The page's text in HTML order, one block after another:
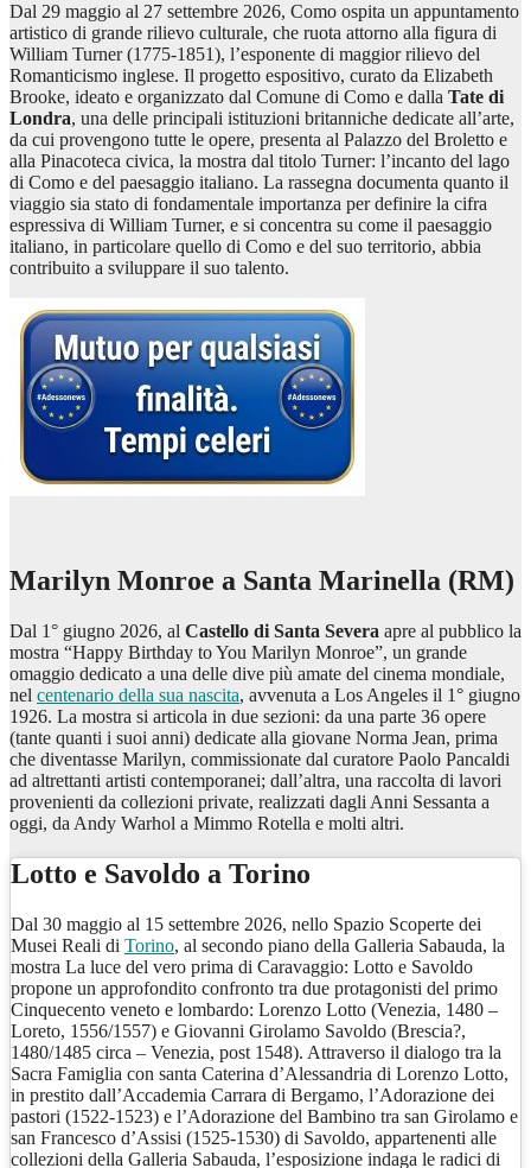
Dal 29 maggio al 27 settembre 2026, Como ospita un appuntamento
artistico di grande rilievo culturale, che ruota attorno alla figura di
William Turner (1775-1851), l’esponente di maggior rilievo del
Romanticismo inglese. Il progetto espositivo, curato da Elizabeth
Brooke, ideato e organizzato dal Comune di Como e dalla Tate di
Londra, una delle principali istituzioni britanniche dedicate all’arte,
da cui provengono tutte le opere, presenta al Palazzo del Broletto e
alla Pinacoteca civica, la mostra dal titolo Turner: l’incanto del lago
di Como e del paesaggio italiano. La rassegna documenta quanto il
viaggio sia stato di fondamentale importanza per definire la cifra
espressiva di William Turner, e si concentra su come il paesaggio
italiano, in particolare quello di Como e del suo territorio, abbia
contribuito a sviluppare il suo talento.
Marilyn Monroe a Santa Marinella (RM)
Dal 1° giugno 2026, al Castello di Santa Severa apre al pubblico la
mostra “Happy Birthday to You Marilyn Monroe”, un grande
omaggio dedicato a una delle dive più amate del cinema mondiale,
nel centenario della sua nascita, avvenuta a Los Angeles il 1° giugno
1926. La mostra si articola in due sezioni: da una parte 36 opere
(tante quanti i suoi anni) dedicate alla giovane Norma Jean, prima
che diventasse Marilyn, commissionate dal curatore Paolo Pancaldi
ad altrettanti artisti contemporanei; dall’altra, una raccolta di lavori
provenienti da collezioni private, realizzati dagli Anni Sessanta a
oggi, da Andy Warhol a Mimmo Rotella e molti altri.
Lotto e Savoldo a Torino
Dal 30 maggio al 15 settembre 2026, nello Spazio Scoperte dei
Musei Reali di Torino, al secondo piano della Galleria Sabauda, la
mostra La luce del vero prima di Caravaggio: Lotto e Savoldo
propone un approfondito confronto tra due protagonisti del primo
Cinquecento veneto e lombardo: Lorenzo Lotto (Venezia, 1480 –
Loreto, 1556/1557) e Giovanni Girolamo Savoldo (Brescia?,
1480/1485 circa – Venezia, post 1548). Attraverso il dialogo tra la
Sacra Famiglia con santa Caterina d’Alessandria di Lorenzo Lotto,
in prestito dall’Accademia Carrara di Bergamo, l’Adorazione dei
pastori (1522-1523) e l’Adorazione del Bambino tra san Girolamo e
san Francesco d’Assisi (1525-1530) di Savoldo, appartenenti alle
collezioni della Galleria Sabauda, l’esposizione indaga le radici di